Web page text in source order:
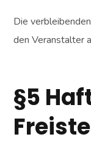
Die
den Veranstalter
§5